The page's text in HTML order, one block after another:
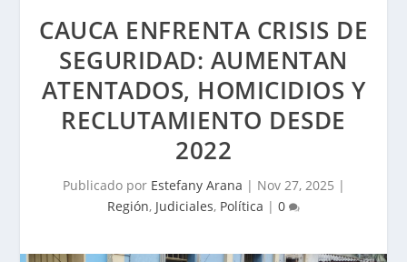
CAUCA ENFRENTA CRISIS DE
SEGURIDAD: AUMENTAN
ATENTADOS, HOMICIDIOS Y
RECLUTAMIENTO DESDE
2022
Publicado por Estefany Arana | Nov 27, 2025 |
Región, Judiciales, Política | 0